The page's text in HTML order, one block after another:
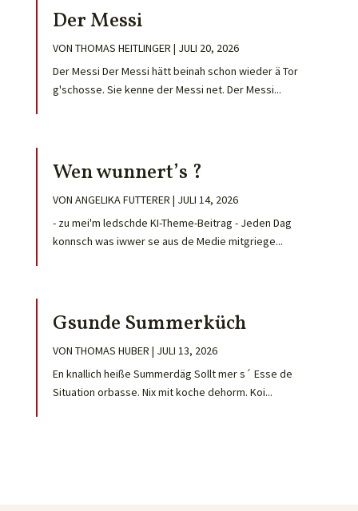
Der Messi
VON THOMAS HEITLINGER | JULI 20, 2026
Der Messi Der Messi hätt beinah schon wieder ä Tor
g'schosse. Sie kenne der Messi net. Der Messi...
Wen wunnert’s ?
VON ANGELIKA FUTTERER | JULI 14, 2026
- zu mei'm ledschde KI-Theme-Beitrag - Jeden Dag
konnsch was iwwer se aus de Medie mitgriege...
Gsunde Summerküch
VON THOMAS HUBER | JULI 13, 2026
En knallich heiße Summerdäg Sollt mer s´ Esse de
Situation orbasse. Nix mit koche dehorm. Koi...